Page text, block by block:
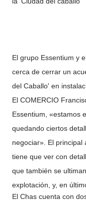
El grupo Essentium y
cerca de cerrar un
del Caballo' en
El COMERCIO
Essentium, «estamos
quedando ciertos
negociar». El principal
tiene que ver con
que también se
explotación, y, en
El Chas cuenta con